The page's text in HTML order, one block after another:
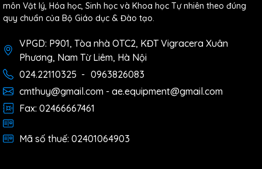
môn Vật lý, Hóa học, Sinh học và Khoa học Tự nhiên theo đúng
quy chuẩn của Bộ Giáo dục & Đào tạo.
VPGD: P901, Tòa nhà OTC2, KĐT Vigracera Xuân
Phương, Nam Từ Liêm, Hà Nội
024.22110325 - 0963826083
cmthuy@gmail.com - ae.equipment@gmail.com
Fax: 02466667461
Mã số thuế: 02401064903